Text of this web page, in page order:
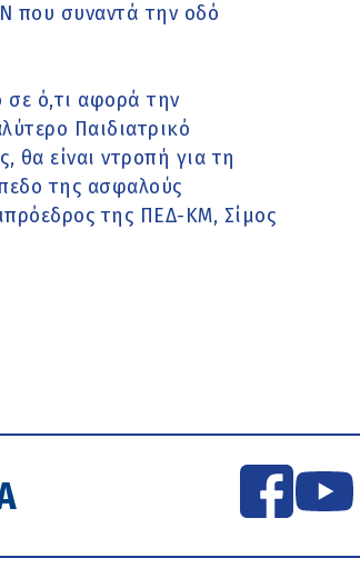
που συναντά την οδό
σε ό,τι αφορά την
Παιδιατρικό
είναι ντροπή για τη
της ασφαλούς
της ΠΕΔ-ΚΜ, Σίμος